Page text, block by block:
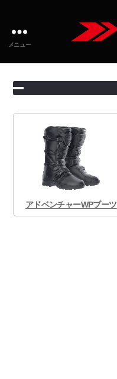
メニュー
アドベンチャーWPブーツ